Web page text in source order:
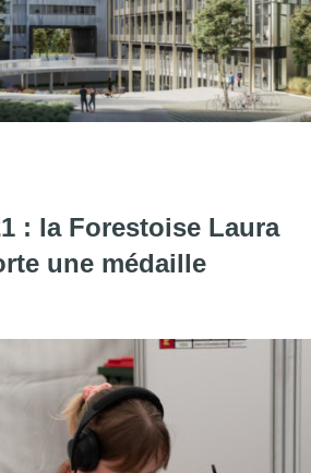
: la Forestoise Laura
une médaille